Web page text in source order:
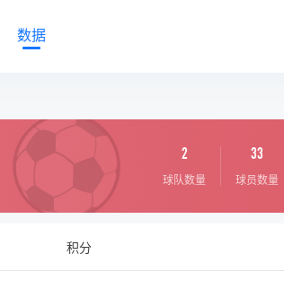
数据
2
球队数量
33
球员数量
积分